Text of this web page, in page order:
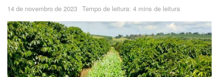
14 de novembro de 2023 Tempo de leitura: 4 mins de leitura